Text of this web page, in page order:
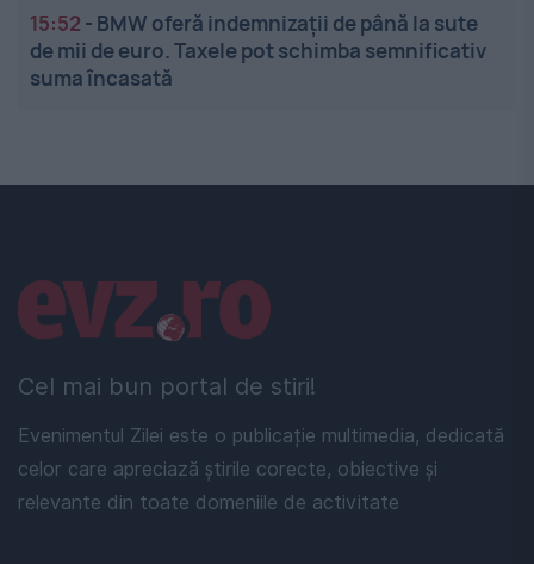
15:52 - BMW oferă indemnizații de până la sute
de mii de euro. Taxele pot schimba semnificativ
suma încasată
Cel mai bun portal de stiri!
Evenimentul Zilei este o publicație multimedia, dedicată
celor care apreciază știrile corecte, obiective și
relevante din toate domeniile de activitate
Linkuri utile